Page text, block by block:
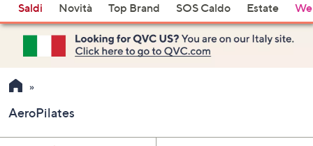
sono
disponibili
suggerimenti,
usa
i
freccia
su
Saldi Novità Top Brand SOS Caldo Estate
AeroPilates